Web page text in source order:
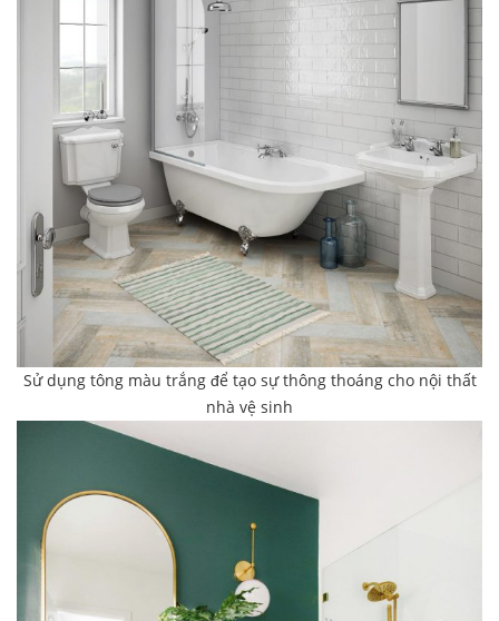
Sử dụng tông màu trắng để tạo sự thông thoáng cho nội thất
nhà vệ sinh